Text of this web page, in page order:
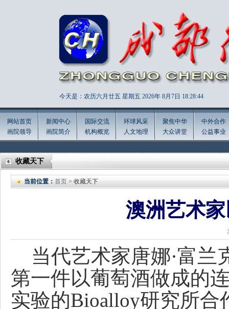
今天是：农历六月廿五 星期五 2026年 8月7日 18:28:45
网站首页
画院领导
新闻中心
画院简介
国际交流
机构概览
环球风采
人文地理
聚焦中华
大众讲堂
中外合作
公益事业
收藏天下
当前位置： 首页 > 收藏天下
澳洲艺术
当代艺术家唐娜·富兰
第一件以葡萄酒做成的
实验的Bioalloy研究所